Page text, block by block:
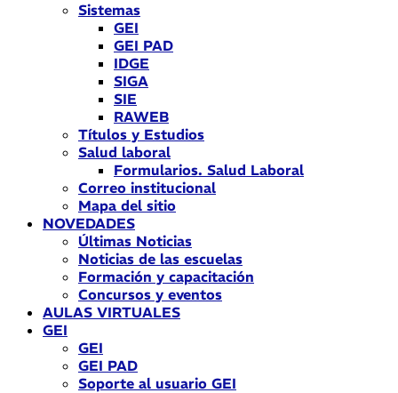
Sistemas
GEI
GEI PAD
IDGE
SIGA
SIE
RAWEB
Títulos y Estudios
Salud laboral
Formularios. Salud Laboral
Correo institucional
Mapa del sitio
NOVEDADES
Últimas Noticias
Noticias de las escuelas
Formación y capacitación
Concursos y eventos
AULAS VIRTUALES
GEI
GEI
GEI PAD
Soporte al usuario GEI